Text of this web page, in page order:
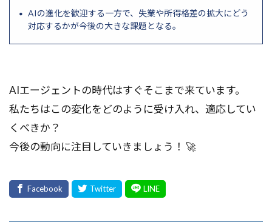
AIの進化を歓迎する一方で、失業や所得格差の拡大にどう
対応するかが今後の大きな課題となる。
AIエージェントの時代はすぐそこまで来ています。
私たちはこの変化をどのように受け入れ、適応してい
くべきか？
今後の動向に注目していきましょう！ 🚀